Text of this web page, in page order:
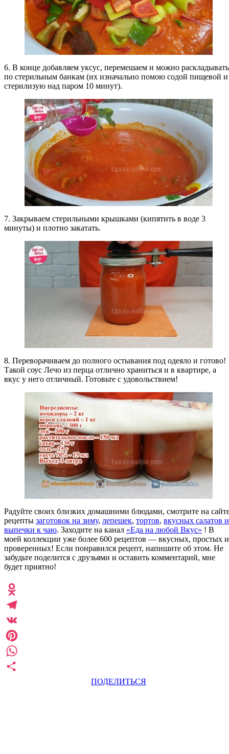
6. В конце добавляем уксус, перемешаем и можно раскладывать
по стерильным банкам (их изначально помою содой пищевой и
стерилизую над паром 10 минут).
7. Закрываем стерильными крышками (кипятить в воде 3
минуты) и плотно закатать.
8. Переворачиваем до полного остывания под одеяло и готово!
Такой соус Лечо из перца отлично храниться и в квартире, а
вкус у него отличный. Готовьте с удовольствием!
Радуйте своих близких домашними блюдами, смотрите на
рецепты заготовок на зиму, лепешек, тортов, вкусных салатов и
выпечки к чаю. Заходите на канал «Еда на любой Вкус» ! В
моей коллекции уже более 600 рецептов — вкусных, простых и
проверенных! Если понравился рецепт, напишите об этом. Не
забудьте поделится с друзьями и оставить комментарий, мне
будет приятно!
ПОДЕЛИТЬСЯ